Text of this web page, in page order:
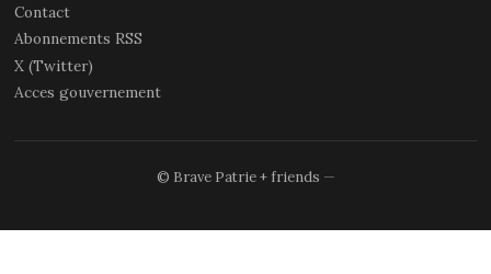
Contact
Abonnements RSS
X (Twitter)
Acces gouvernement
© Brave Patrie + friends —